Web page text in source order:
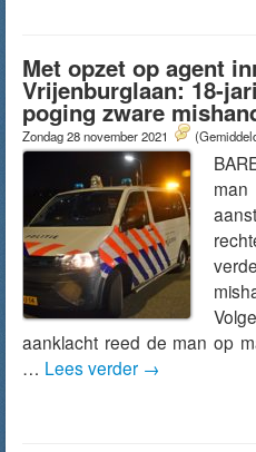
Met opzet op agent
Vrijenburglaan: 18-
poging zware
Zondag 28 november 2021
aanklacht reed de man op
… Lees verder →